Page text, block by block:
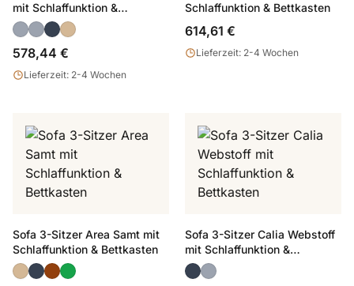
mit Schlaffunktion &
Bettkasten
578,44 €
Lieferzeit: 2-4 Wochen
Schlaffunktion & Bettkasten
614,61 €
Lieferzeit: 2-4 Wochen
Sofa 3-Sitzer Area Samt mit
Schlaffunktion & Bettkasten
Sofa 3-Sitzer Calia Webstoff
mit Schlaffunktion &
Bettkasten